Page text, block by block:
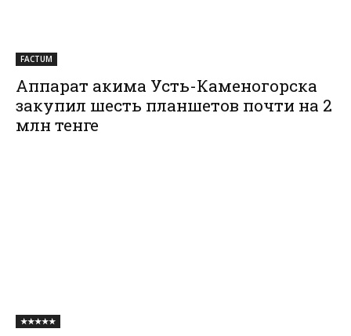
FACTUM
Аппарат акима Усть-Каменогорска
закупил шесть планшетов почти на 2
млн тенге
★★★★★